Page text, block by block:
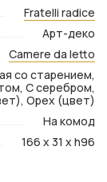
Fratelli radice
Арт-деко
Camere da letto
со старением,
С серебром,
Орех (цвет)
На комод
166 x 31 x h96